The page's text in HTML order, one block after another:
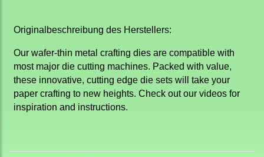
Originalbeschreibung des Herstellers:
Our wafer-thin metal crafting dies are compatible with
most major die cutting machines. Packed with value,
these innovative, cutting edge die sets will take your
paper crafting to new heights. Check out our videos for
inspiration and instructions.